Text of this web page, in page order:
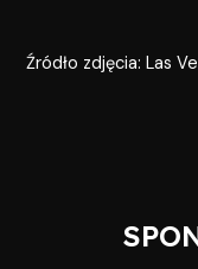
Źródło zdjęcia: Las